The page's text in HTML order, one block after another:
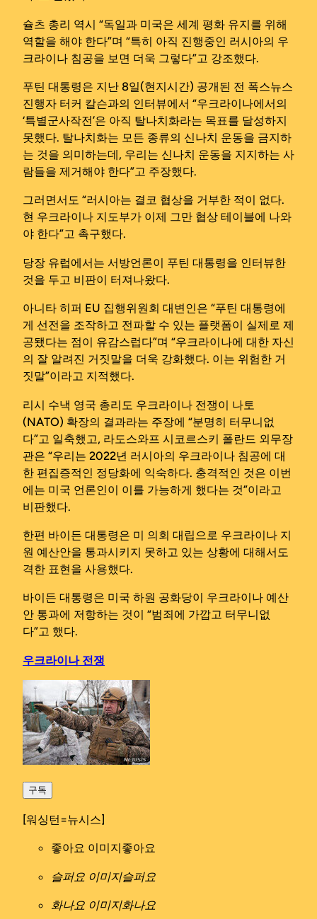
슐츠 총리 역시 “독일과 미국은 세계 평화 유지를 위해
역할을 해야 한다”며 “특히 아직 진행중인 러시아의 우
크라이나 침공을 보면 더욱 그렇다”고 강조했다.
푸틴 대통령은 지난 8일(현지시간) 공개된 전 폭스뉴스
진행자 터커 칼슨과의 인터뷰에서 “우크라이나에서의
‘특별군사작전’은 아직 탈나치화라는 목표를 달성하지
못했다. 탈나치화는 모든 종류의 신나치 운동을 금지하
는 것을 의미하는데, 우리는 신나치 운동을 지지하는 사
람들을 제거해야 한다”고 주장했다.
그러면서도 “러시아는 결코 협상을 거부한 적이 없다.
현 우크라이나 지도부가 이제 그만 협상 테이블에 나와
야 한다”고 촉구했다.
당장 유럽에서는 서방언론이 푸틴 대통령을 인터뷰한
것을 두고 비판이 터져나왔다.
아니타 히퍼 EU 집행위원회 대변인은 “푸틴 대통령에
게 선전을 조작하고 전파할 수 있는 플랫폼이 실제로 제
공됐다는 점이 유감스럽다”며 “우크라이나에 대한 자신
의 잘 알려진 거짓말을 더욱 강화했다. 이는 위험한 거
짓말”이라고 지적했다.
리시 수낵 영국 총리도 우크라이나 전쟁이 나토
(NATO) 확장의 결과라는 주장에 “분명히 터무니없
다”고 일축했고, 라도스와프 시코르스키 폴란드 외무장
관은 “우리는 2022년 러시아의 우크라이나 침공에 대
한 편집증적인 정당화에 익숙하다. 충격적인 것은 이번
에는 미국 언론인이 이를 가능하게 했다는 것”이라고
비판했다.
한편 바이든 대통령은 미 의회 대립으로 우크라이나 지
원 예산안을 통과시키지 못하고 있는 상황에 대해서도
격한 표현을 사용했다.
바이든 대통령은 미국 하원 공화당이 우크라이나 예산
안 통과에 저항하는 것이 “범죄에 가깝고 터무니없
다”고 했다.
우크라이나 전쟁
구독
[워싱턴=뉴시스]
좋아요 이미지좋아요
슬퍼요 이미지슬퍼요
화나요 이미지화나요